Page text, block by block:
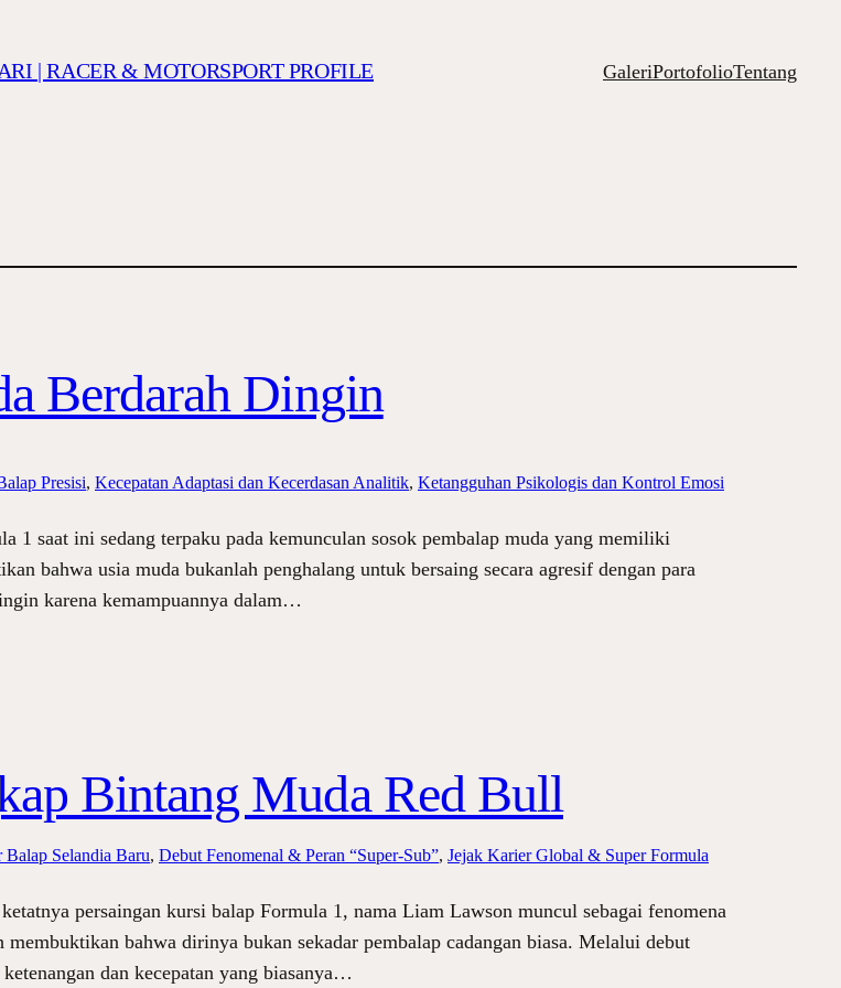
| RACER & MOTORSPORT PROFILE GaleriPortofolioTentang
Berdarah Dingin
Presisi, Kecepatan Adaptasi dan Kecerdasan Analitik, Ketangguhan Psikologis dan Kontrol Emosi
saat ini sedang terpaku pada kemunculan sosok pembalap muda yang memiliki
bahwa usia muda bukanlah penghalang untuk bersaing secara agresif dengan para
karena kemampuannya dalam…
Bintang Muda Red Bull
Selandia Baru, Debut Fenomenal & Peran “Super-Sub”, Jejak Karier Global & Super Formula
persaingan kursi balap Formula 1, nama Liam Lawson muncul sebagai fenomena
bahwa dirinya bukan sekadar pembalap cadangan biasa. Melalui debut
dan kecepatan yang biasanya…